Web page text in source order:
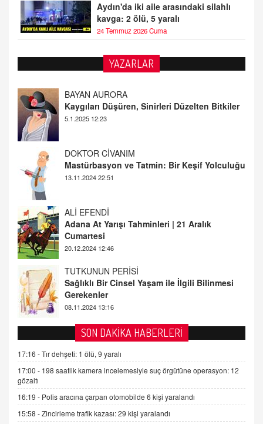
Aydın'da iki aile arasındaki silahlı
kavga: 2 ölü, 5 yaralı
24 Temmuz 2026 Cuma
YAZARLAR
Kaygıları Düşüren, Sinirleri Düzelten Bitkiler
5.1.2025 12:23
Mastürbasyon ve Tatmin: Bir Keşif Yolculuğu
13.11.2024 22:51
Adana At Yarışı Tahminleri | 21 Aralık
Cumartesi
20.12.2024 12:46
Sağlıklı Bir Cinsel Yaşam ile İlgili Bilinmesi
Gerekenler
08.11.2024 13:16
FARUK ÖNALAN
Tezkere Onaylanmasaydı…
Kişisel verilerin korunması ve dijital hukukun
gelişimi
15.09.2025 16:17
SON DAKİKA HABERLERİ
17:16 -Tır dehşeti: 1 ölü, 9 yaralı
17:00 - 198 saatlik kamera incelemesiyle suç örgütüne operasyon: 12
gözaltı
16:19 - Polis aracına çarpan otomobilde 6 kişi yaralandı
15:58 -Zincirleme trafik kazası: 29 kişi yaralandı